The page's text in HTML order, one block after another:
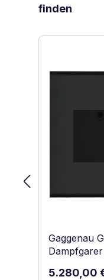
finden
Gaggenau
Regulärer
5.280,00